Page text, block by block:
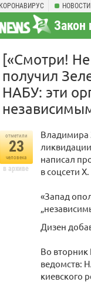
КОРОНАВИРУС НОВОСТИ
Закон
[«Смотри!
получил
НАБУ: эти
отметили
23
человека
в архиве
Владимира
написал
в соцсети Х.
«Запад
Дизен
Во
ведомств:
киевского